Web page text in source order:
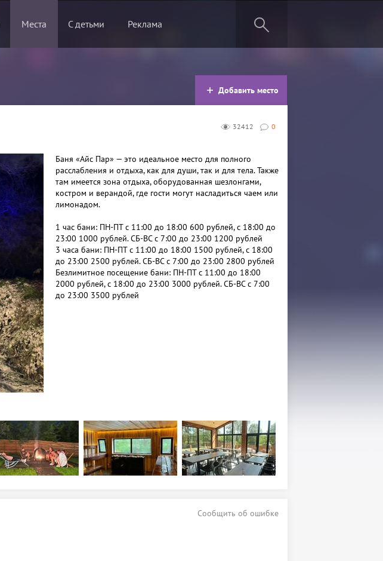
Места С детьми Реклама
Добавить место
0
32412
Баня «Айс Пар» — это идеальное место для полного
расслабления и отдыха, как для души, так и для тела. Также
там имеется зона отдыха, оборудованная шезлонгами,
костром и верандой, где гости могут насладиться чаем или
лимонадом.
1 час бани: ПН-ПТ с 11:00 до 18:00 600 рублей, с 18:00 до
23:00 1000 рублей. СБ-ВС с 7:00 до 23:00 1200 рублей
3 часа бани: ПН-ПТ с 11:00 до 18:00 1500 рублей, с 18:00
до 23:00 2500 рублей. СБ-ВС с 7:00 до 23:00 2800 рублей
Безлимитное посещение бани: ПН-ПТ с 11:00 до 18:00
2000 рублей, с 18:00 до 23:00 3000 рублей. СБ-ВС с 7:00
до 23:00 3500 рублей
Сообщить об ошибке